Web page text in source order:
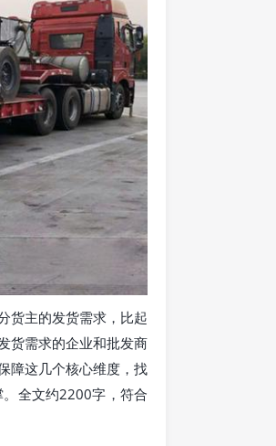
货主的发货需求，比起
货需求的企业和批发商
障这几个核心维度，找
全文约2200字，符合